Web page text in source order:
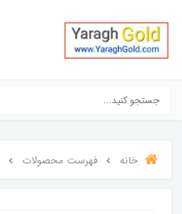
خانه فهرست محصولات